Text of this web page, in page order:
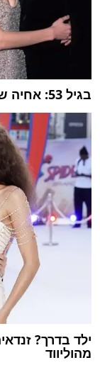
בגיל 53: אחיה של אנג'לינה ג'ולי יוצא מהארון
ילד בדרך?
מהוליווד